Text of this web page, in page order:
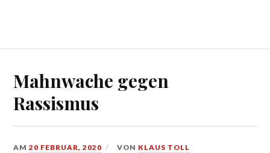
Mahnwache gegen
Rassismus
AM20 FEBRUAR, 2020 VON KLAUS TOLL